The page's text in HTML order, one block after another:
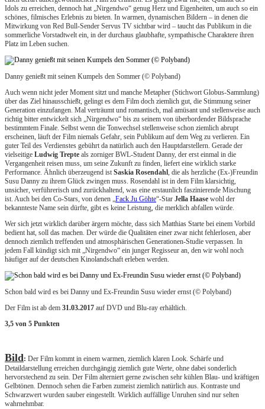
Idols zu erreichen, dennoch hat „Nirgendwo“ genug Herz und Eigenheiten, um auch so ein
schönes, filmisches Erlebnis zu bieten. In warmen, dynamischen Bildern – in denen die
Mitwirkung von Red Bull-Sender Servus TV sichtbar wird – taucht das Publikum in die
sommerliche Vorstadtwelt ein, in der durchaus glaubhafte, sympathische Charaktere ihren
Platz im Leben suchen.
Danny genießt mit seinen Kumpels den Sommer (© Polyband)
Auch wenn nicht jeder Moment sitzt und manche Metapher (Stichwort Globus-Sammlung)
über das Ziel hinausschießt, gelingt es dem Film doch ziemlich gut, die Stimmung seiner
Generation einzufangen. Mal verträumt und romantisch, mal amüsant und stellenweise auch
richtig bitter entwickelt sich „Nirgendwo“ bis zu seinem von überbordender Bildsprache
bestimmtem Finale. Selbst wenn die Tonwechsel stellenweise schon ziemlich abrupt
erscheinen, läuft der Film niemals Gefahr, sein Publikum auf dem Weg zu verlieren. Ein
guter Teil des Verdienstes gebührt da natürlich auch den Hauptdarstellern. Gerade der
vielseitige Ludwig Trepte als zorniger BWL-Student Danny, der erst einmal in die
Vergangenheit reisen muss, um seine Zukunft zu finden, liefert eine wirklich starke
Performance. Ähnlich überzeugend ist Saskia Rosendahl, die als herzliche (Ex-)Freundin
Susu Danny zu ihrem Glück zwingen muss. Rosendahl ist in dem Film klarsichtig,
unsicher, verführerisch und zurückhaltend, was eine erstaunlich faszinierende Mischung
ist. Auch bei den Co-Stars, von denen „Fack Ju Göhte“-Star Jella Haase wohl der
bekannteste Name sein dürfte, gibt es keine Leistung, die merklich abfallen würde.
Wer sich jetzt wirklich darüber ärgern möchte, dass sich Matthias Starte bei einem Vorbild
bedient hat, soll das machen. Der würde die Qualitäten einer zwar nicht fehlerlosen, aber
dennoch ziemlich treffenden und atmosphärischen Generationen-Studie verpassen. In
jedem Fall kündigt sich mit „Nirgendwo“ ein junger Regisseur an, den wir wohl noch
häufiger auf der deutschen Kinolandschaft erleben werden.
Schon bald wird es bei Danny und Ex-Freundin Susu wieder ernst (© Polyband)
Der Film ist ab dem 31.03.2017 auf DVD und Blu-ray erhältlich.
3,5 von 5 Punkten
Bild: Der Film kommt in einem warmen, ziemlich klaren Look. Schärfe und
Detaildarstellung erreichen durchgängig ziemlich gute Werte, ohne dabei sonderlich
hervorstechend zu sein. Der Film alterniert gerne zwischen sehr kühlen Blau- und kräftigen
Gelbtönen. Dennoch sehen die Farben zumeist ziemlich natürlich aus. Kontraste und
Schwarzwert wurden sauber eingestellt. Wirklich auffällige Unruhen sind nur selten
wahrnehmbar.